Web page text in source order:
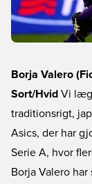
Borja Valero
Sort/Hvid Vi
traditionsrigt,
Asics, der har
Serie A, hvor
Borja Valero